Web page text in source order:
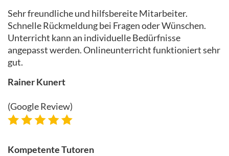
Sehr freundliche und hilfsbereite Mitarbeiter.
Schnelle Rückmeldung bei Fragen oder Wünschen.
Unterricht kann an individuelle Bedürfnisse
angepasst werden. Onlineunterricht funktioniert sehr
gut.
Rainer Kunert
(Google Review)
Kompetente Tutoren